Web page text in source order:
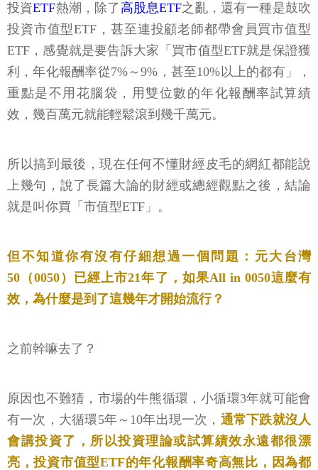
投資ETF熱潮，除了高股息ETF之亂，還有一種是鼓吹
投資市值型ETF，甚至連投顧老師都帶會員買市值型
ETF，感覺就是要告訴大家「買市值型ETF就是保證獲
利，年化報酬率從7%～9%，甚至10%以上的都有」，
重點是不用花腦袋，用雙位數的年化報酬率試算績
效，幾百萬元就能輕鬆滾到幾千萬元。
所以搞到最後，現在任何不懂財經皮毛的網紅都能說
上幾句，說了長篇大論的財經或總經觀點之後，結論
就是叫你買「市值型ETF」。
但不知道你有沒有仔細想過一個問題：元大台灣
50（0050）已經上市21年了，如果All in 0050這麼有
效，為什麼是到了這幾年才開始流行？
之前幹嘛去了？
原因也不難猜，市場的牛熊循環，小循環3年就可能會
有一次，大循環5年～10年出現一次， 通常下跌就沒人
會講投資了，所以投資理論或試算績效永遠都很漂
亮，投資市值型ETF的年化報酬率奇高無比，因為都